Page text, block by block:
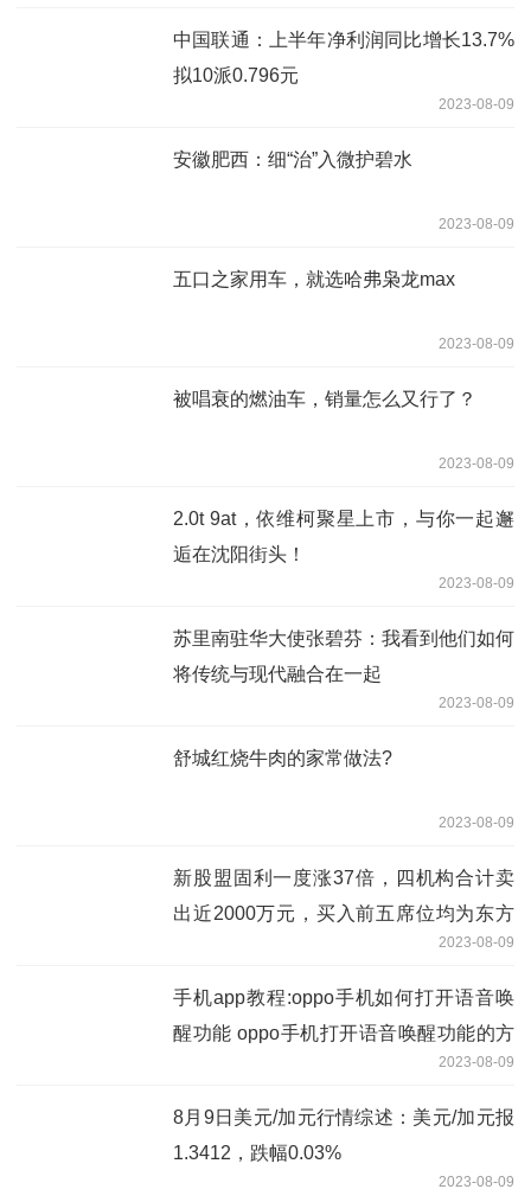
中国联通：上半年净利润同比增长13.7%
拟10派0.796元
2023-08-09
安徽肥西：细“治”入微护碧水
2023-08-09
五口之家用车，就选哈弗枭龙max
2023-08-09
被唱衰的燃油车，销量怎么又行了？
2023-08-09
2.0t 9at，依维柯聚星上市，与你一起邂
逅在沈阳街头！
2023-08-09
苏里南驻华大使张碧芬：我看到他们如何
将传统与现代融合在一起
2023-08-09
舒城红烧牛肉的家常做法?
2023-08-09
新股盟固利一度涨37倍，四机构合计卖
出近2000万元，买入前五席位均为东方
2023-08-09
手机app教程:oppo手机如何打开语音唤
醒功能 oppo手机打开语音唤醒功能的方
2023-08-09
8月9日美元/加元行情综述：美元/加元报
1.3412，跌幅0.03%
2023-08-09